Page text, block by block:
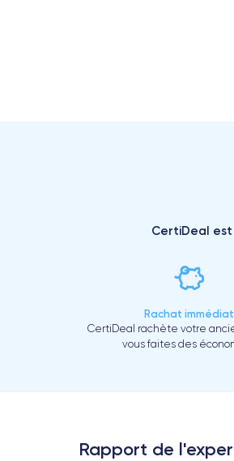
CertiDeal
Rachat immédiat
CertiDeal rachète votre
vous faites des
Rapport de